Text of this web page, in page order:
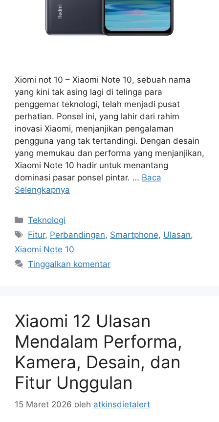
Xiomi not 10 – Xiaomi Note 10, sebuah nama
yang kini tak asing lagi di telinga para
penggemar teknologi, telah menjadi pusat
perhatian. Ponsel ini, yang lahir dari rahim
inovasi Xiaomi, menjanjikan pengalaman
pengguna yang tak tertandingi. Dengan desain
yang memukau dan performa yang menjanjikan,
Xiaomi Note 10 hadir untuk menantang
dominasi pasar ponsel pintar. … Baca
Selengkapnya
Kategori
Teknologi
Tag
Fitur, Perbandingan, Smartphone, Ulasan,
Xiaomi Note 10
Tinggalkan komentar
Xiaomi 12 Ulasan
Mendalam Performa,
Kamera, Desain, dan
Fitur Unggulan
15 Maret 2026 oleh atkinsdietalert